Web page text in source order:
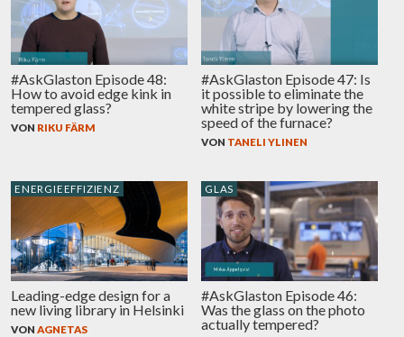
#AskGlaston Episode 48:
How to avoid edge kink in
tempered glass?
VON RIKU FÄRM
#AskGlaston Episode 47: Is
it possible to eliminate the
white stripe by lowering the
speed of the furnace?
VON TANELI YLINEN
ENERGIEEFFIZIENZ
Leading-edge design for a
new living library in Helsinki
VON AGNETAS
GLAS
#AskGlaston Episode 46:
Was the glass on the photo
actually tempered?